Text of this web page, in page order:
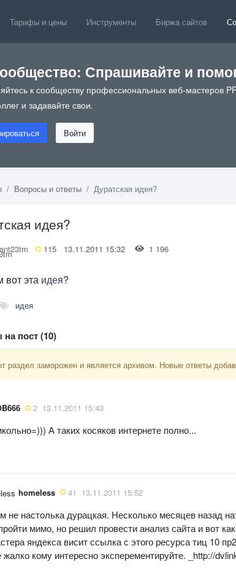
Тарифы и цены Инструменты Биржа сайтов
Спрашивайте и
к сообществу профессиональных веб-мастеров
и задавайте свои.
Войти
Вопросы и ответы Дуратская идея?
идея?
115 13.11.2011 15:32 1 196
вот эта идея?
идея
пост (10)
раздел заморожен и является архивом. Новые ответы
2 13.11.2011 15:43
А таких косяков интернете полно...
homeless 41 13.11.2011 15:52
не настолька дурацкая. Несколько месяцев назад
мимо, но решил провести анализ сайта и вот
яндекса висит ссылка с этого ресурса тиц 10
кому интересно эксперементируйте. _http://